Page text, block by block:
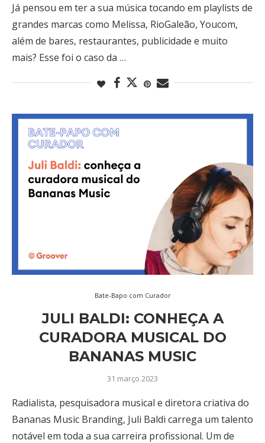
Já pensou em ter a sua música tocando em playlists de
grandes marcas como Melissa, RioGaleão, Youcom,
além de bares, restaurantes, publicidade e muito
mais? Esse foi o caso da …
Bate-Bapo com Curador
JULI BALDI: CONHEÇA A
CURADORA MUSICAL DO
BANANAS MUSIC
31 março 2023
Radialista, pesquisadora musical e diretora criativa do
Bananas Music Branding, Juli Baldi carrega um talento
notável em toda a sua carreira profissional. Um de